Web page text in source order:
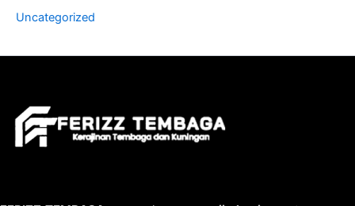
Uncategorized